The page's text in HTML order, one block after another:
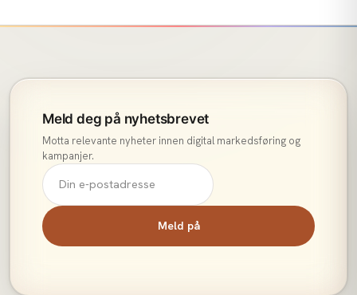
Meld deg på nyhetsbrevet
Motta relevante nyheter innen digital markedsføring og
kampanjer.
Meld på